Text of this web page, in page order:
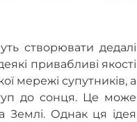
створювати дедалі
привабливі якості
мережі супутників, а
до сонця. Це може
Землі. Однак ця ідея